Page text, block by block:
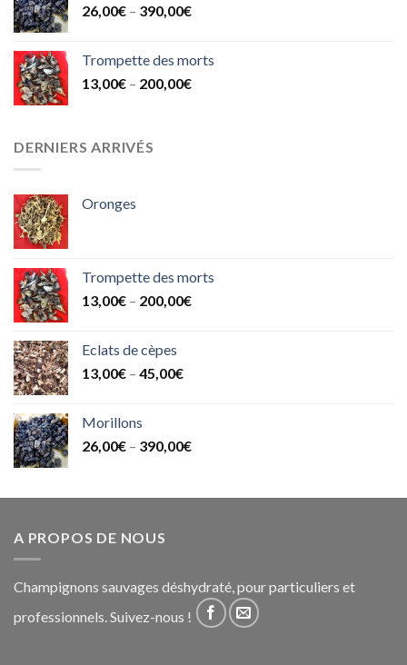
26,00€ – 390,00€
Trompette des morts
13,00€ – 200,00€
DERNIERS ARRIVÉS
Oronges
Trompette des morts
13,00€ – 200,00€
Eclats de cèpes
13,00€ – 45,00€
Morillons
26,00€ – 390,00€
A PROPOS DE NOUS
Champignons sauvages déshydraté, pour particuliers et
professionnels. Suivez-nous !